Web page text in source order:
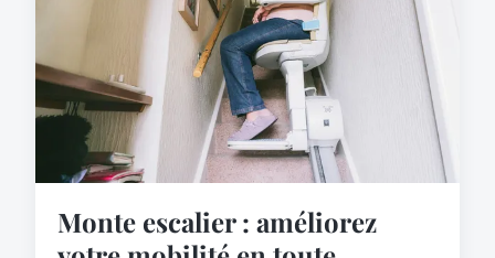
Monte escalier : améliorez